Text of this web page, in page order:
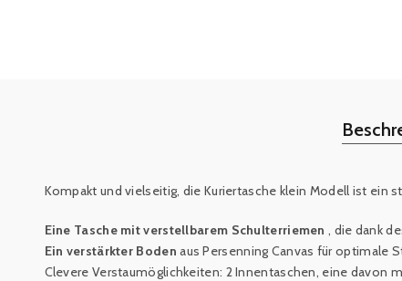
Kompakt und vielseitig, die Kuriertasche klein Modell ist ein
Eine Tasche mit verstellbarem Schulterriemen , die dank
Ein verstärkter Boden aus Persenning Canvas für optimale
Clevere Verstaumöglichkeiten: 2 Innentaschen, eine davon